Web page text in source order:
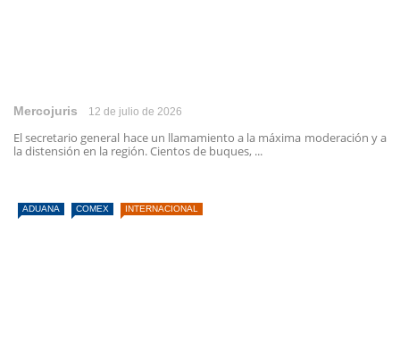
Mercojuris 12 de julio de 2026
El secretario general hace un llamamiento a la máxima moderación y a
la distensión en la región. Cientos de buques, ...
ADUANA COMEX INTERNACIONAL